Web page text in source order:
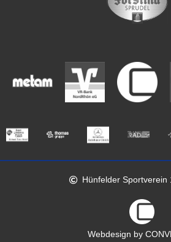
Hünfelder Sportverein
Webdesign by